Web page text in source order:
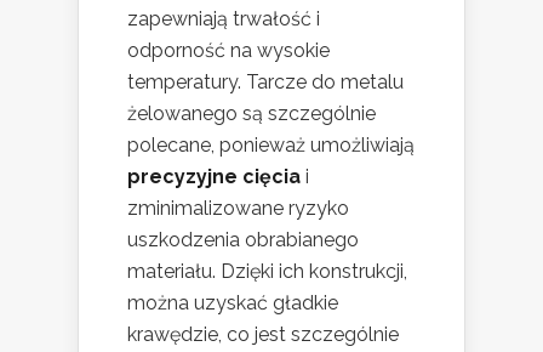
zapewniają trwałość i
odporność na wysokie
temperatury. Tarcze do metalu
żelowanego są szczególnie
polecane, ponieważ umożliwiają
precyzyjne cięcia i
zminimalizowane ryzyko
uszkodzenia obrabianego
materiału. Dzięki ich konstrukcji,
można uzyskać gładkie
krawędzie, co jest szczególnie